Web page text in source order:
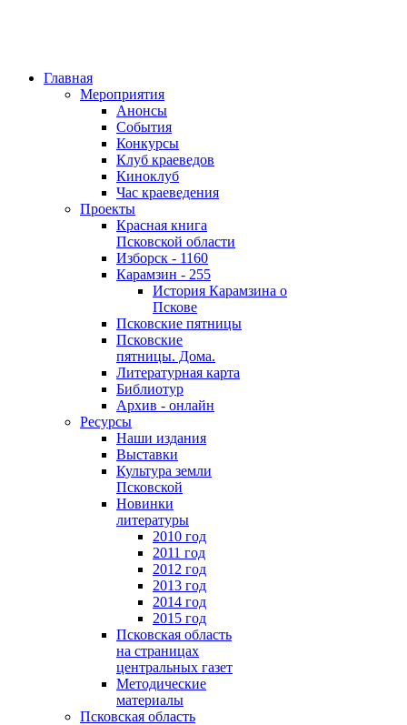
Главная
Мероприятия
Анонсы
События
Конкурсы
Клуб краеведов
Киноклуб
Час краеведения
Проекты
Красная книга
Псковской области
Изборск - 1160
Карамзин - 255
История Карамзина о
Пскове
Псковские пятницы
Псковские
пятницы. Дома.
Литературная карта
Библиотур
Архив - онлайн
Ресурсы
Наши издания
Выставки
Культура земли
Псковской
Новинки
литературы
2010 год
2011 год
2012 год
2013 год
2014 год
2015 год
Псковская область
на страницах
центральных газет
Методические
материалы
Псковская область